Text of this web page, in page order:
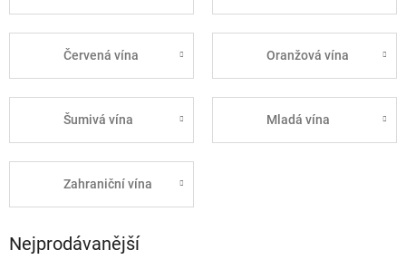
Červená vína Oranžová vína
Šumivá vína Mladá vína
Zahraniční vína
Nejprodávanější